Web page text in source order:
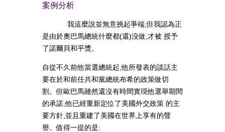
案例分析
我這麼說並無意挑起爭端,但我認為正
是由於奧巴馬總統什麼都(還)沒做,才被 授予
了諾爾貝和平獎。
自從不久前他當選總統起,他所發表的談話主
要在於和前任共和黨總統布希的政策做切
割。但歐巴馬雖然還沒有時間實現他選舉期間
的承諾,他已經重新定位了美國外交政策 的主
要方針,並且重建了美國在世界上享有的聲
譽。值得一提的是: